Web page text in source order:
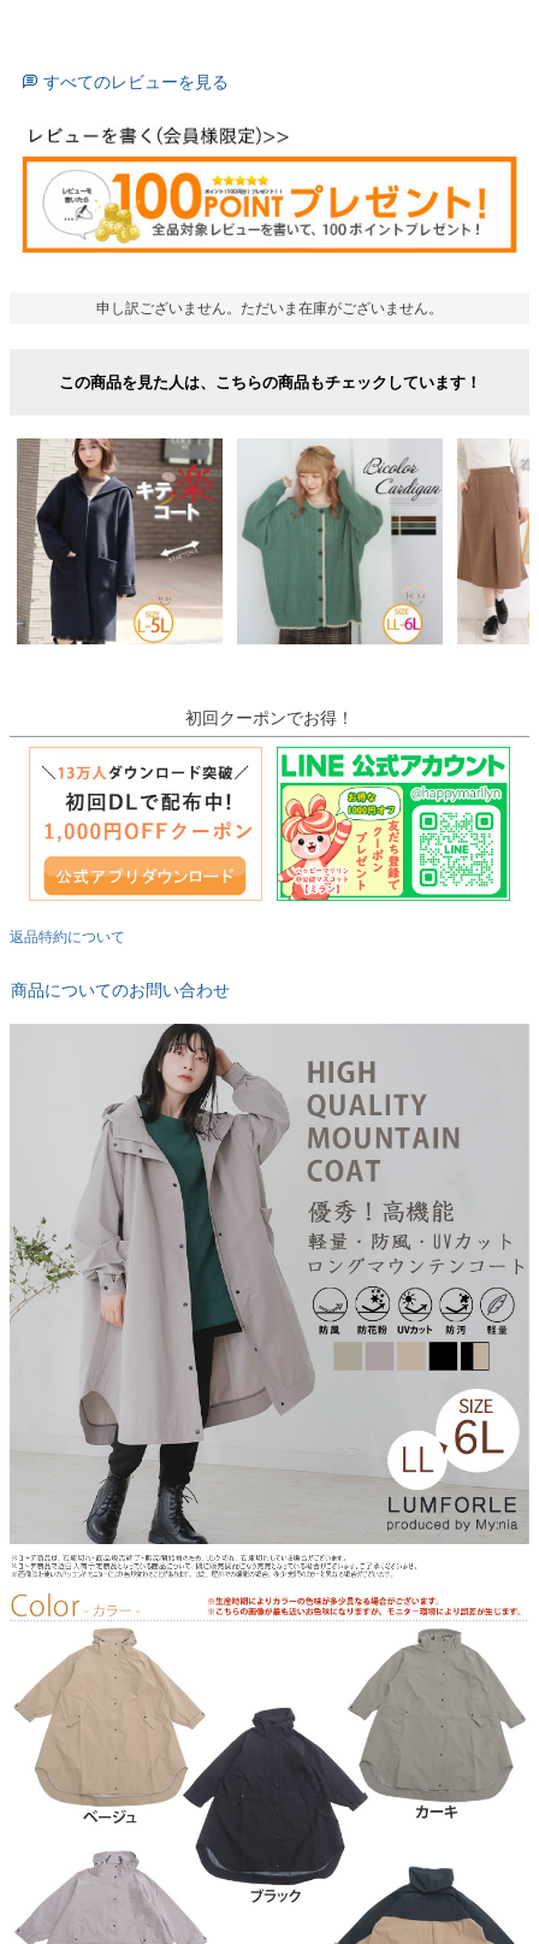
すべてのレビューを見る
申し訳ございません。ただいま在庫がございません。
この商品を見た人は、こちらの商品もチェックしています！
初回クーポンでお得！
返品特約について
商品についてのお問い合わせ